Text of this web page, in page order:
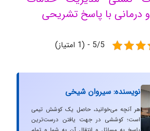
درمانی با پاسخ تشریحی
5/5 - (1 امتیاز)
نویسنده: سیروان شیخی
هر آنچه می‌خوانید، حاصل یک کوشش تیمی
است؛ کوششی در جهت یافتن درست‌ترین